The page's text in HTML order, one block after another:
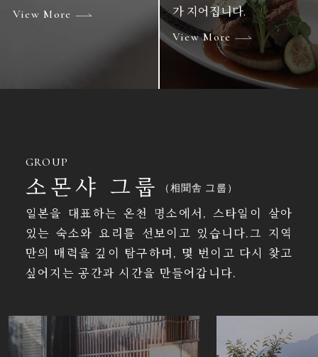
View More
가 지어집니다.
View More
GROUP
소몬샤 그룹 （相聞舎 그룹）
일본을 대표하는 온천 명소에서, 스타일이 살아
있는 숙소와 요리를 선보이고 있습니다.그 지역
만의 매력을 깊이 탐구하며, 몇 번이고 다시 찾고
싶어지는 공간과 시간을 만들어갑니다.